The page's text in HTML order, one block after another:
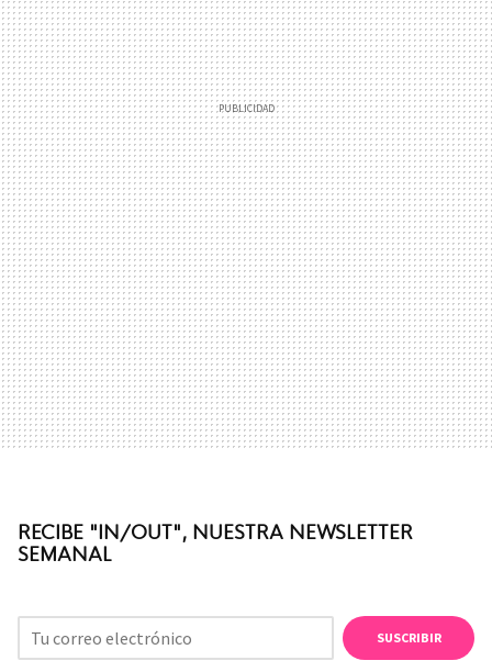
RECIBE "IN/OUT", NUESTRA NEWSLETTER
SEMANAL
SUSCRIBIR